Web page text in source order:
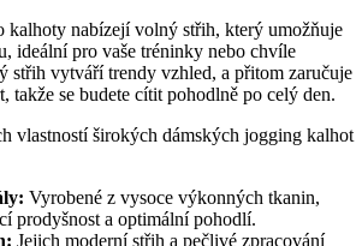
kalhoty nabízejí volný střih, který umožňuje
ideální pro vaše tréninky nebo chvíle
střih vytváří trendy vzhled, a přitom zaručuje
takže se budete cítit pohodlně po celý den.
vlastností širokých dámských jogging kalhot
Vyrobené z vysoce výkonných tkanin,
prodyšnost a optimální pohodlí.
Jejich moderní střih a pečlivé zpracování